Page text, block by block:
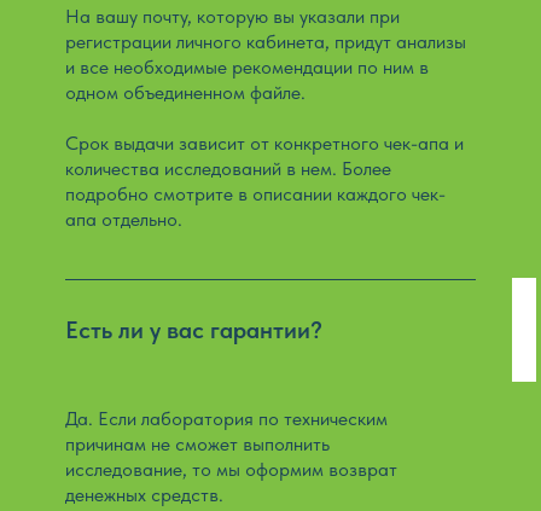
На вашу почту, которую вы указали при
регистрации личного кабинета, придут анализы
и все необходимые рекомендации по ним в
одном объединенном файле.
Срок выдачи зависит от конкретного чек-апа и
количества исследований в нем. Более
подробно смотрите в описании каждого чек-
апа отдельно.
Есть ли у вас гарантии?
Да. Если лаборатория по техническим
причинам не сможет выполнить
исследование, то мы оформим возврат
денежных средств.